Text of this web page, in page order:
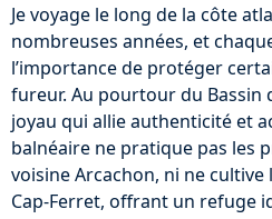
Je voyage le long de la côte
nombreuses années, et
l’importance de protéger
fureur. Au pourtour du Bassin
joyau qui allie authenticité et
balnéaire ne pratique pas les
voisine Arcachon, ni ne cultive
Cap-Ferret, offrant un refuge